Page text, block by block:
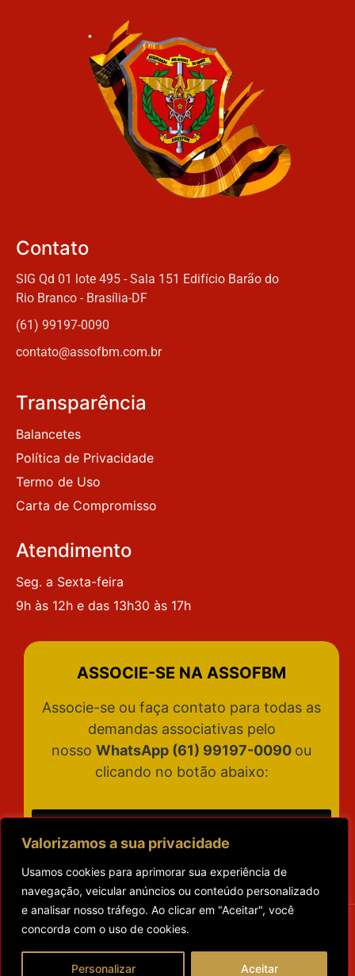
Valorizamos a sua privacidade
Usamos cookies para aprimorar sua experiência de
navegação, veicular anúncios ou conteúdo personalizado
e analisar nosso tráfego. Ao clicar em "Aceitar", você
concorda com o uso de cookies.
Personalizar Aceitar
Contato
SIG Qd 01 lote 495 - Sala 151 Edifício Barão do
Rio Branco - Brasília-DF
(61) 99197-0090
contato@assofbm.com.br
Transparência
Balancetes
Política de Privacidade
Termo de Uso
Carta de Compromisso
Atendimento
Seg. a Sexta-feira
9h às 12h e das 13h30 às 17h
ASSOCIE-SE NA ASSOFBM
Associe-se ou faça contato para todas as
demandas associativas pelo
nosso WhatsApp (61) 99197-0090 ou
clicando no botão abaixo: